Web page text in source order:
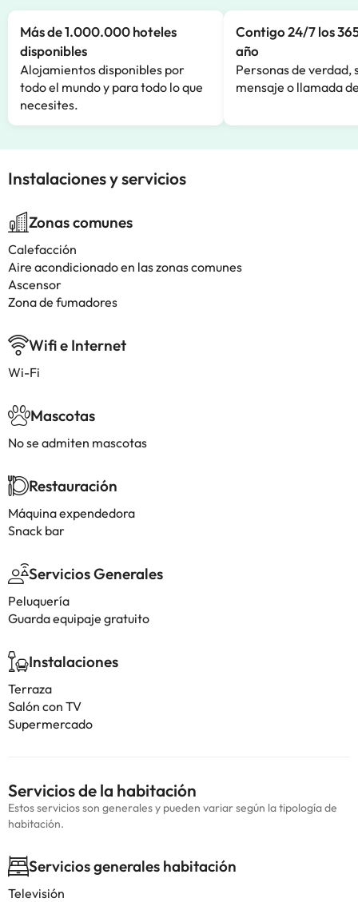
Más de 1.000.000 hoteles
disponibles
Alojamientos disponibles por
todo el mundo y para todo lo que
necesites.
Contigo 24/7 los
año
Personas de verdad,
mensaje o llamada
Instalaciones y servicios
Zonas comunes
Calefacción
Aire acondicionado en las zonas comunes
Ascensor
Zona de fumadores
Wifi e Internet
Wi-Fi
Mascotas
No se admiten mascotas
Restauración
Máquina expendedora
Snack bar
Servicios Generales
Peluquería
Guarda equipaje gratuito
Instalaciones
Terraza
Salón con TV
Supermercado
Servicios de la habitación
Estos servicios son generales y pueden variar según la tipología de
habitación.
Servicios generales habitación
Televisión